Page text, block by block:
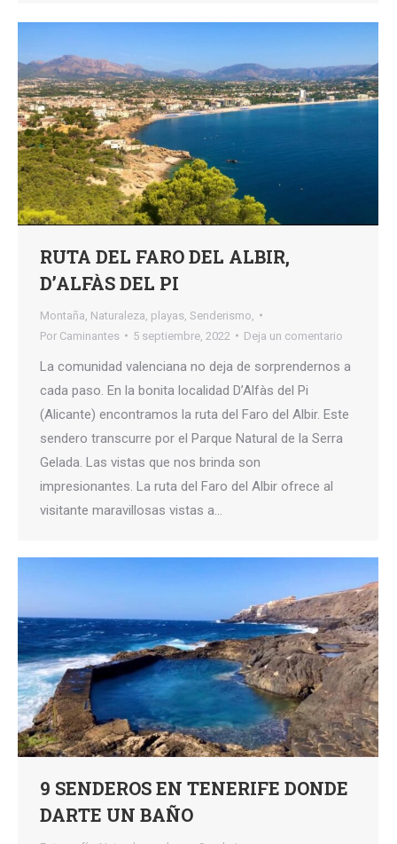
RUTA DEL FARO DEL ALBIR,
D’ALFÀS DEL PI
Montaña Naturaleza playas Senderismo,
Por Caminantes 5 septiembre, 2022 Deja un comentario
La comunidad valenciana no deja de sorprendernos a
cada paso. En la bonita localidad D’Alfàs del Pi
(Alicante) encontramos la ruta del Faro del Albir. Este
sendero transcurre por el Parque Natural de la Serra
Gelada. Las vistas que nos brinda son
impresionantes. La ruta del Faro del Albir ofrece al
visitante maravillosas vistas a…
9 SENDEROS EN TENERIFE DONDE
DARTE UN BAÑO